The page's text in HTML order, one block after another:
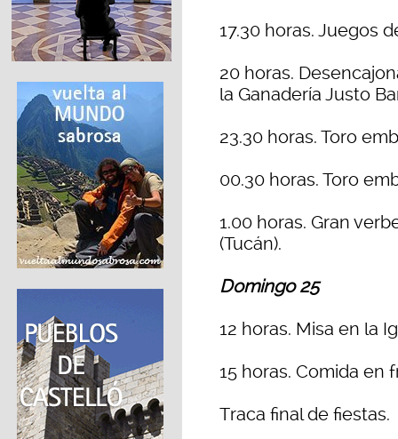
17.30 horas. Juegos
20 horas.
la Ganadería Justo
23.30 horas. Toro
00.30 horas. Toro
1.00 horas. Gran
(Tucán).
Domingo 25
12 horas. Misa en la
15 horas. Comida en
Traca final de fiestas.